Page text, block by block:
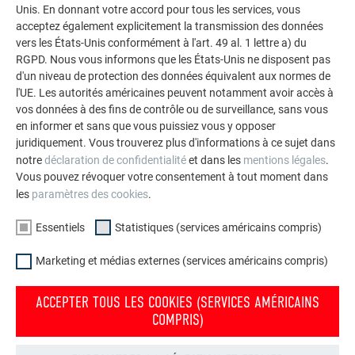
impressionnants avec les solutions en aluminium
durables de PREFA pour toitures, systèmes solaires et
façades.
VOIR DAVANTAGE DE RÉFÉRENCES
Unis. En donnant votre accord pour tous les services, vous
acceptez également explicitement la transmission des données
vers les États-Unis conformément à l'art. 49 al. 1 lettre a) du
RGPD. Nous vous informons que les États-Unis ne disposent pas
d'un niveau de protection des données équivalent aux normes de
l'UE. Les autorités américaines peuvent notamment avoir accès à
vos données à des fins de contrôle ou de surveillance, sans vous
en informer et sans que vous puissiez vous y opposer
juridiquement. Vous trouverez plus d'informations à ce sujet dans
notredéclaration de confidentialitéet dans les mentions légales.
Vous pouvez révoquer votre consentement à tout moment dans
les paramètres des cookies.
Essentiels Statistiques (services américains compris)
Marketing et médias externes (services américains compris)
ACCEPTER TOUS LES COOKIES (SERVICES AMÉRICAINS
COMPRIS)